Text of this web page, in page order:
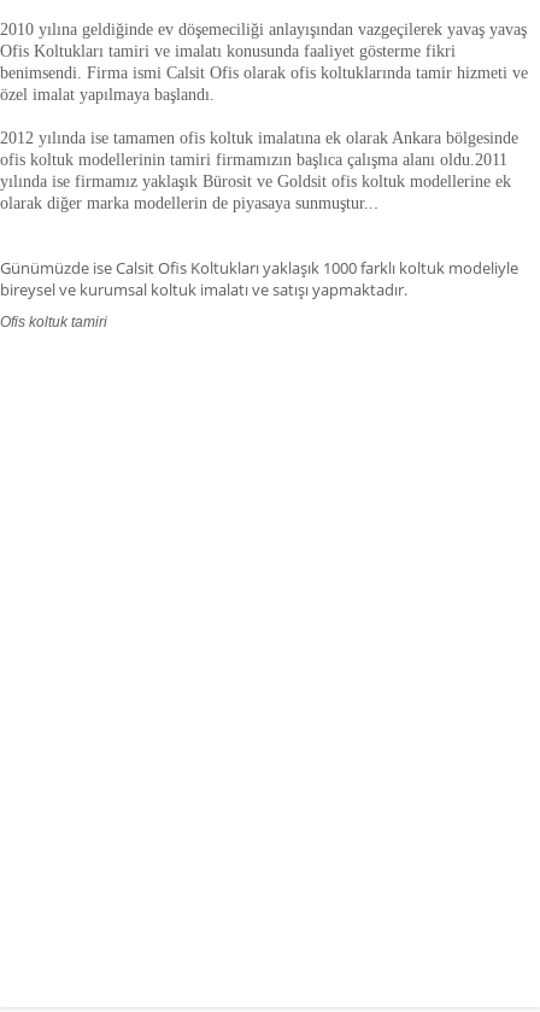
2010 yılına geldiğinde ev döşemeciliği anlayışından vazgeçilerek yavaş yavaş
Ofis Koltukları tamiri ve imalatı konusunda faaliyet gösterme fikri
benimsendi. Firma ismi Calsit Ofis olarak ofis koltuklarında tamir hizmeti ve
özel imalat yapılmaya başlandı.
2012 yılında ise tamamen ofis koltuk imalatına ek olarak Ankara bölgesinde
ofis koltuk modellerinin tamiri firmamızın başlıca çalışma alanı oldu. 2011
yılında ise firmamız yaklaşık Bürosit ve Goldsit ofis koltuk modellerine ek
olarak diğer marka modellerin de piyasaya sunmuştur.
Günümüzde ise Calsit Ofis Koltukları yaklaşık 1000 farklı koltuk modeliyle
bireysel ve kurumsal koltuk imalatı ve satışı yapmaktadır.
Ofis koltuk tamiri